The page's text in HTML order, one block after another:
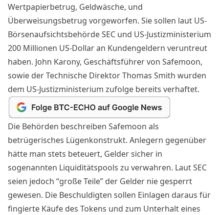
Wertpapierbetrug, Geldwäsche, und
Überweisungsbetrug vorgeworfen. Sie sollen laut US-
Börsenaufsichtsbehörde SEC und US-Justizministerium
200 Millionen US-Dollar an Kundengeldern veruntreut
haben. John Karony, Geschäftsführer von Safemoon,
sowie der Technische Direktor Thomas Smith wurden
dem US-Justizministerium zufolge bereits verhaftet.
Die Behörden beschreiben Safemoon als
betrügerisches Lügenkonstrukt. Anlegern gegenüber
hätte man stets beteuert, Gelder sicher in
sogenannten Liquiditätspools zu verwahren. Laut SEC
seien jedoch “große Teile” der Gelder nie gesperrt
gewesen. Die Beschuldigten sollen Einlagen daraus für
fingierte Käufe des Tokens und zum Unterhalt eines